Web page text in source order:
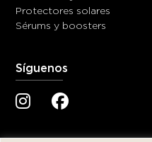
Protectores solares
Sérums y boosters
Síguenos